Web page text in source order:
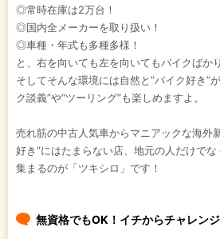
◎常時在庫は2万台！
◎国内全メーカーを取り扱い！
◎車種・年式も多種多様！
と、右を向いても左を向いてもバイクばか
そしてそんな環境には自然と”バイク好き”
ク談義”や“ツーリング”も楽しめますよ。
売れ筋の中古人気車からマニアックな海外
好き”にはたまらない店、地元の人だけで
集まるのが「ツキシロ」です！
無資格でもOK！イチからチャレン